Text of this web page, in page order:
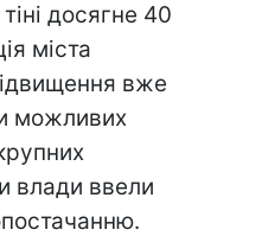
досягне 40
міста
вже
можливих
влади ввели